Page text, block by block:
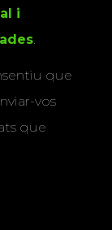
i
.
que
vos
que